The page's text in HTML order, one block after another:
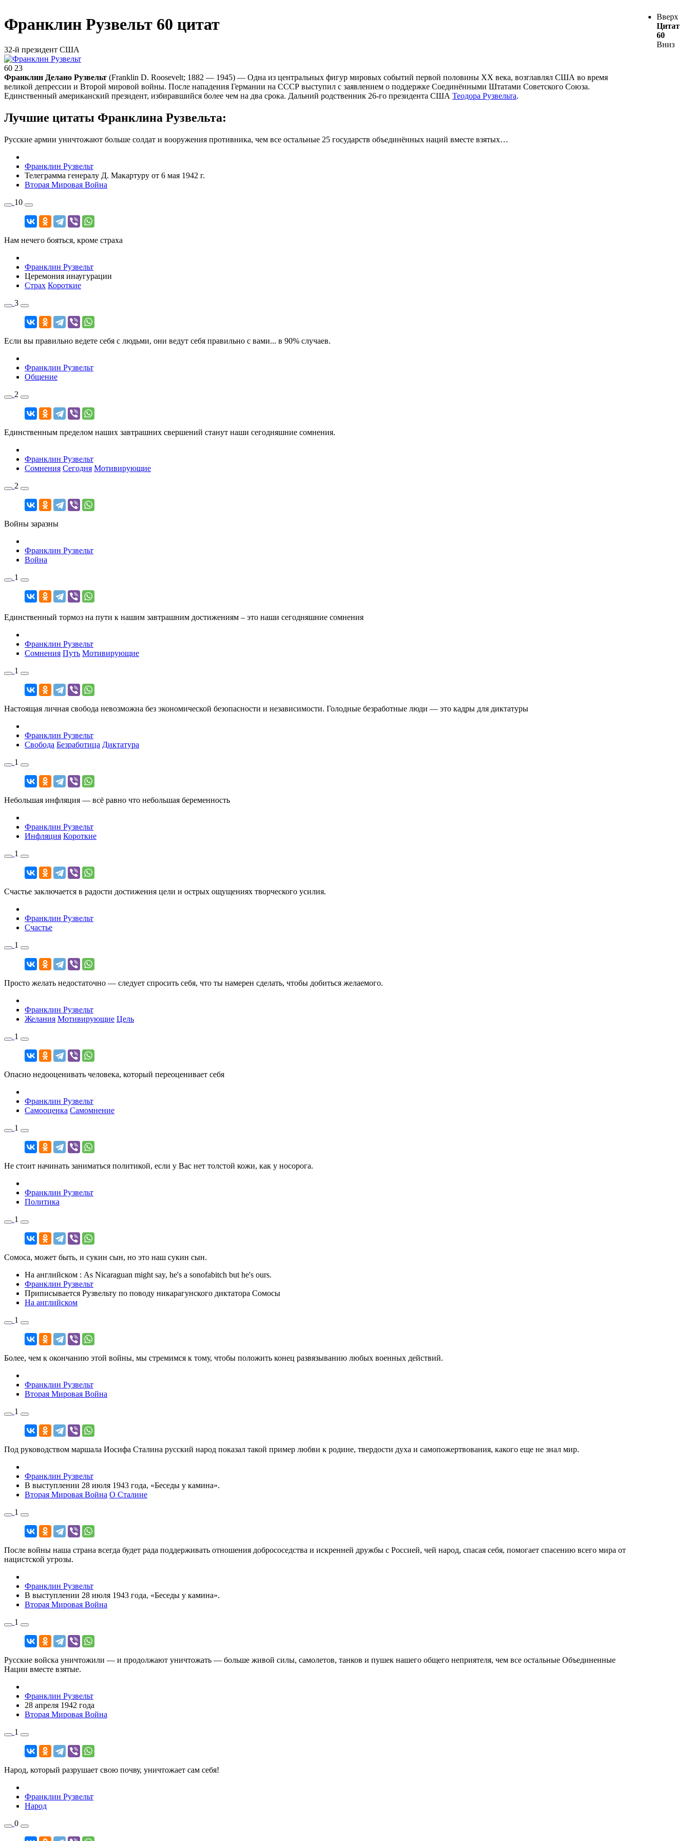
Франклин Рузвельт 60 цитат
32-й президент США
60 23
Франклин Делано Рузвельт (Franklin D. Roosevelt; 1882 — 1945) — Одна из центральных фигур мировых событий первой половины XX века, возглавлял США во время
великой депрессии и Второй мировой войны. По­сле на­па­де­ния Гер­ма­нии на СССР вы­сту­пил с за­яв­ле­ни­ем о под­держ­ке Со­еди­нён­ными Шта­та­ми Советского Сою­за.
Единственный американский президент, избиравшийся более чем на два срока. Дальний родственник 26-го президента США Теодора Рузвельта.
Лучшие цитаты Франклина Рузвельта:
Русские армии уничтожают больше солдат и вооружения противника, чем все остальные 25 государств объединённых наций вместе взятых…
Франклин Рузвельт
Телеграмма генералу Д. Макартуру от 6 мая 1942 г.
Вторая Мировая Война
10
Нам нечего бояться, кроме страха
Франклин Рузвельт
Церемония инаугурации
Страх Короткие
3
Если вы правильно ведете себя с людьми, они ведут себя правильно с вами... в 90% случаев.
Франклин Рузвельт
Общение
2
Единственным пределом наших завтрашних свершений станут наши сегодняшние сомнения.
Франклин Рузвельт
Сомнения Сегодня Мотивирующие
2
Войны заразны
Франклин Рузвельт
Война
1
Единственный тормоз на пути к нашим завтрашним достижениям – это наши сегодняшние сомнения
Франклин Рузвельт
Сомнения Путь Мотивирующие
1
Настоящая личная свобода невозможна без экономической безопасности и независимости. Голодные безработные люди — это кадры для диктатуры
Франклин Рузвельт
Свобода Безработица Диктатура
1
Небольшая инфляция — всё равно что небольшая беременность
Франклин Рузвельт
Инфляция Короткие
1
Счастье заключается в радости достижения цели и острых ощущениях творческого усилия.
Франклин Рузвельт
Счастье
1
Просто желать недостаточно — следует спросить себя, что ты намерен сделать, чтобы добиться желаемого.
Франклин Рузвельт
Желания Мотивирующие Цель
1
Опасно недооценивать человека, который переоценивает себя
Франклин Рузвельт
Самооценка Самомнение
1
Не стоит начинать заниматься политикой, если у Вас нет толстой кожи, как у носорога.
Франклин Рузвельт
Политика
1
Сомоса, может быть, и сукин сын, но это наш сукин сын.
На английском : As Nicaraguan might say, he's a sonofabitch but he's ours.
Франклин Рузвельт
Приписывается Рузвельту по поводу никарагунского диктатора Сомосы
На английском
1
Более, чем к окончанию этой войны, мы стремимся к тому, чтобы положить конец развязыванию любых военных действий.
Франклин Рузвельт
Вторая Мировая Война
1
Под руководством маршала Иосифа Сталина русский народ показал такой пример любви к родине, твердости духа и самопожертвования, какого еще не знал мир.
Франклин Рузвельт
В выступлении 28 июля 1943 года, «Беседы у камина».
Вторая Мировая Война О Сталине
1
После войны наша страна всегда будет рада поддерживать отношения добрососедства и искренней дружбы с Россией, чей народ, спасая себя, помогает спасению всего мира от
нацистской угрозы.
Франклин Рузвельт
В выступлении 28 июля 1943 года, «Беседы у камина».
Вторая Мировая Война
1
Русские войска уничтожили — и продолжают уничтожать — больше живой силы, самолетов, танков и пушек нашего общего неприятеля, чем все остальные Объединенные
Нации вместе взятые.
Франклин Рузвельт
28 апреля 1942 года
Вторая Мировая Война
1
Народ, который разрушает свою почву, уничтожает сам себя!
Франклин Рузвельт
Народ
0
Вверх
Цитат
60
Вниз